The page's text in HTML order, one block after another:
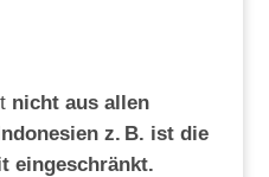
nicht aus allen
z. B. ist die
eingeschränkt.